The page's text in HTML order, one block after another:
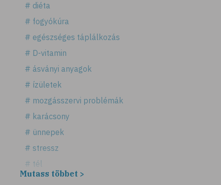
# diéta
# fogyókúra
# egészséges táplálkozás
# D-vitamin
# ásványi anyagok
# ízületek
# mozgásszervi problémák
# karácsony
# ünnepek
# stressz
# tél
# fűszerek
Mutass többet >